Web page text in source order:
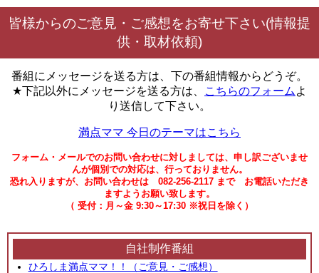
皆様からのご意見・ご感想をお寄せ下さい(情報提
供・取材依頼)
番組にメッセージを送る方は、下の番組情報からどうぞ。
★下記以外にメッセージを送る方は、
こちらのフォーム よ
り送信して下さい。
満点ママ 今日のテーマはこちら
フォーム・メールでのお問い合わせに対しましては、申し訳ございませ
んが個別での対応は、行っておりません。
恐れ入りますが、お問い合わせは 082-256-2117 まで お電話いただき
ますようお願い致します。
（ 受付：月～金 9:30～17:30 ※祝日を除く）
自社制作番組
ひろしま満点ママ！！（ご意見・ご感想）